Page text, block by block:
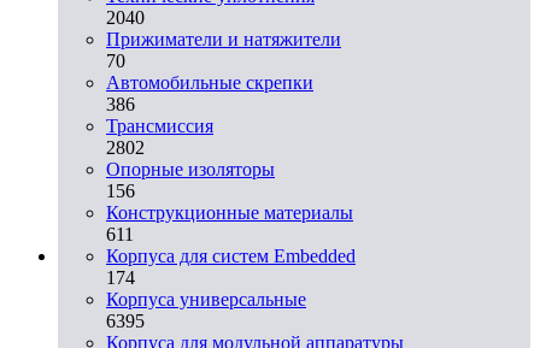
2040
Прижиматели и натяжители
70
Автомобильные скрепки
386
Трансмиссия
2802
Опорные изоляторы
156
Конструкционные материалы
611
Корпуса для систем Embedded
174
Корпуса универсальные
6395
Корпуса для модульной аппаратуры